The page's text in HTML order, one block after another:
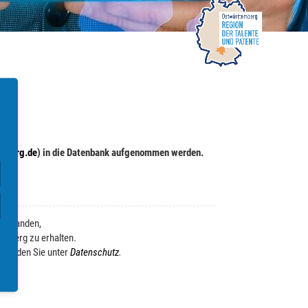
) in die Datenbank aufgenommen werden.
zu erhalten.
finden Sie unterDatenschutz.